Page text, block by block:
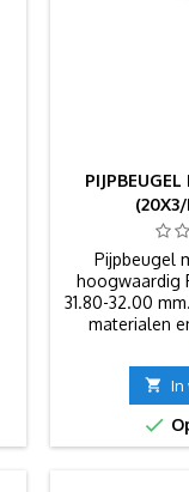
Pijpbeugel
hoogwaardig
31.80-32.00
materialen
 In
